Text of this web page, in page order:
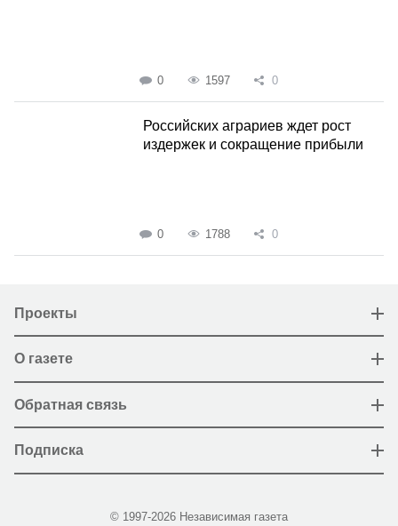
0 1597 0
Российских аграриев ждет рост
издержек и сокращение прибыли
0 1788 0
Проекты
О газете
Обратная связь
Подписка
© 1997-2026 Независимая газета